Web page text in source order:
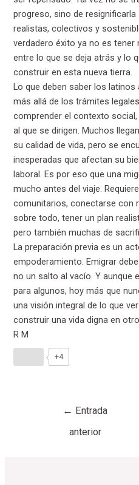
progreso, sino de
realistas, colectivos y
verdadero éxito ya no es tener
entre lo que se deja atrás y lo
construir en esta nueva tierra.
Lo que deben saber los
más allá de los trámites
comprender el contexto
al que se dirigen. Muchos
su calidad de vida, pero se
inesperadas que afectan su
laboral. Es por eso que una
mucho antes del viaje.
comunitarios, conectarse con
sobre todo, tener un plan
pero también muchas de
La preparación previa es un
empoderamiento. Emigrar
no un salto al vacío. Y aunque
para algunos, hoy más que
una visión integral de lo que
construir una vida digna en
R M
+4
← Entrada
anterior